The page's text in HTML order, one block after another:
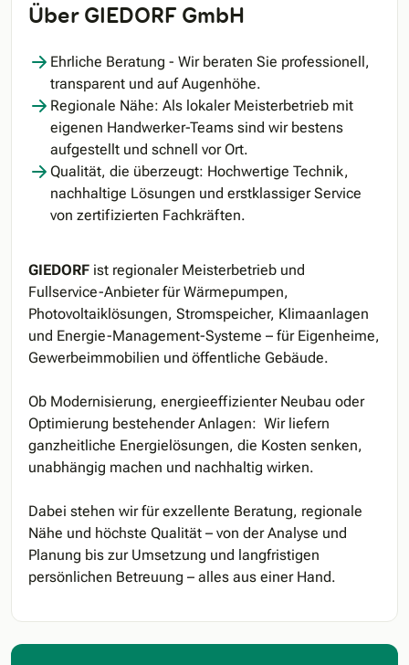
Über GIEDORF GmbH
Ehrliche Beratung - Wir beraten Sie professionell,
transparent und auf Augenhöhe.
Regionale Nähe: Als lokaler Meisterbetrieb mit
eigenen Handwerker-Teams sind wir bestens
aufgestellt und schnell vor Ort.
Qualität, die überzeugt: Hochwertige Technik,
nachhaltige Lösungen und erstklassiger Service
von zertifizierten Fachkräften.
GIEDORF ist regionaler Meisterbetrieb und
Fullservice-Anbieter für Wärmepumpen,
Photovoltaiklösungen, Stromspeicher, Klimaanlagen
und Energie-Management-Systeme – für Eigenheime,
Gewerbeimmobilien und öffentliche Gebäude.
Ob Modernisierung, energieeffizienter Neubau oder
Optimierung bestehender Anlagen: Wir liefern
ganzheitliche Energielösungen, die Kosten senken,
unabhängig machen und nachhaltig wirken.
Dabei stehen wir für exzellente Beratung, regionale
Nähe und höchste Qualität – von der Analyse und
Planung bis zur Umsetzung und langfristigen
persönlichen Betreuung – alles aus einer Hand.